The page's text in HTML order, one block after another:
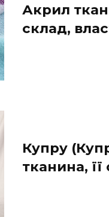
Акрил
склад,
Купру
тканина,